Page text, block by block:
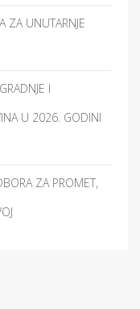
ZA UNUTARNJE
I
U 2026. GODINI
ZA PROMET,